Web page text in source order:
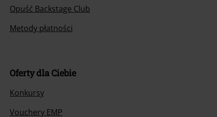
Opuść Backstage Club
Metody płatności
Oferty dla Ciebie
Konkursy
Vouchery EMP